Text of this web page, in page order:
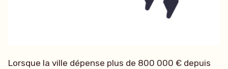
Lorsque la ville dépense plus de 800 000 € depuis